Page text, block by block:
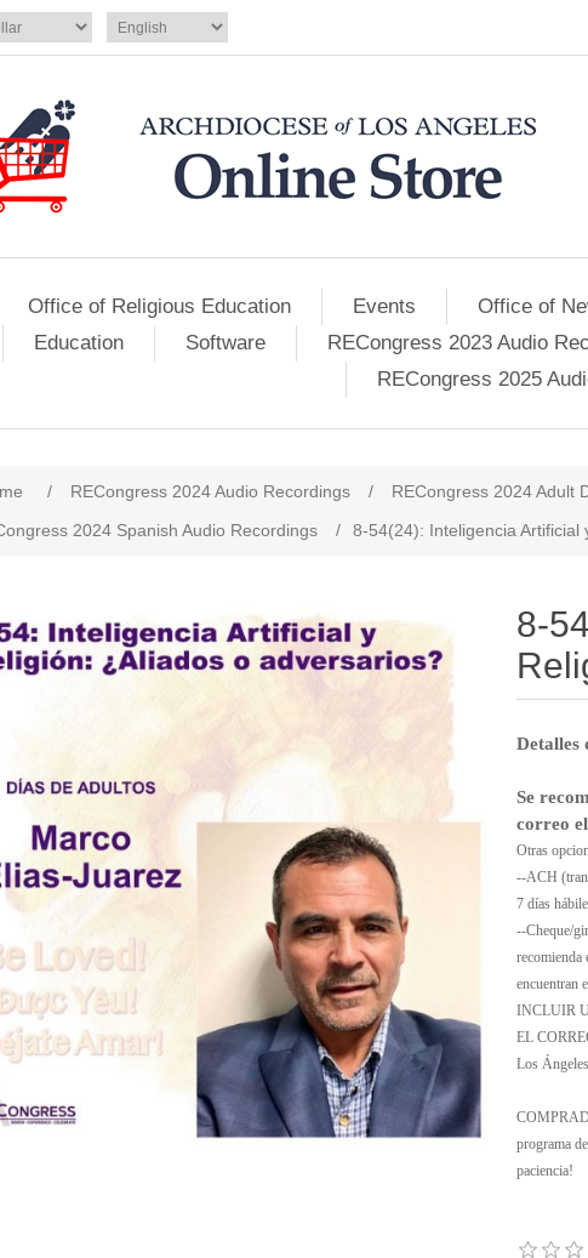
Office of Religious Education Events Office of
Education
Software RECongress 2023 Audio
RECongress 2025
/ RECongress 2024 Audio Recordings / RECongress 2024 Adult
2024 Spanish Audio Recordings
/ 8-54(24): Inteligencia
8-
Detalles
Se
correo
Otras
--ACH
7 días
--Cheque/
recomienda
encuentran
INCLUIR
EL
Los
programa
paciencia!